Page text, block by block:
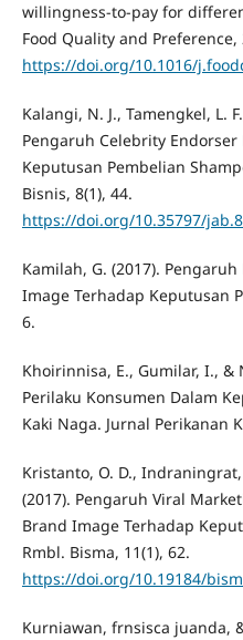
willingness-to-pay for
Food Quality and Preference,
https://doi.org/10.1016/
Kalangi, N. J., Tamengkel, L.
Pengaruh Celebrity
Keputusan Pembelian
Bisnis, 8(1), 44.
https://doi.org/10.35797/
Kamilah, G. (2017).
Image Terhadap Keputusan
6.
Khoirinnisa, E., Gumilar, I., &
Perilaku Konsumen Dalam
Kaki Naga. Jurnal Perikanan
Kristanto, O. D.,
(2017). Pengaruh Viral
Brand Image Terhadap
Rmbl. Bisma, 11(1), 62.
https://doi.org/10.19184/
Kurniawan, frnsisca juanda,